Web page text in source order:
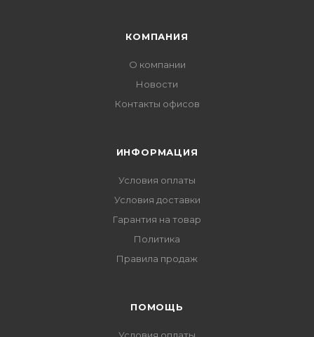
КОМПАНИЯ
О компании
Новости
Контакты офисов
ИНФОРМАЦИЯ
Условия оплаты
Условия доставки
Гарантия на товар
Политика
Правила продаж
ПОМОЩЬ